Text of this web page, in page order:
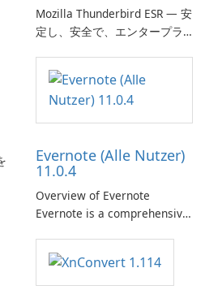
Mozilla Thunderbird ESR — 安
定し、安全で、エンタープラ
Evernote (Alle Nutzer)
11.0.4
Overview of Evernote
Evernote is a comprehensive
software designed to help
users capture, organize, and
access information across